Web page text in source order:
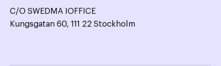
C/O SWEDMA IOFFICE
Kungsgatan 60, 111 22 Stockholm